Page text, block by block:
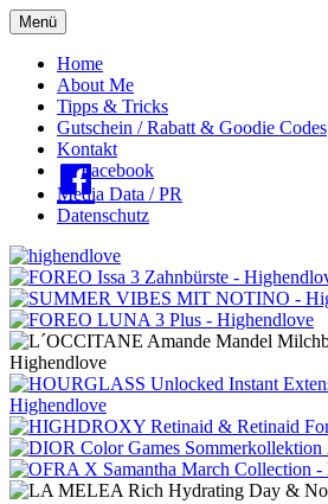
Menü
Oberes
Menü
Home
About Me
Tipps & Tricks
Gutschein / Rabatt & Goodie Codes
Kontakt
Facebook
Media Data / PR
Datenschutz